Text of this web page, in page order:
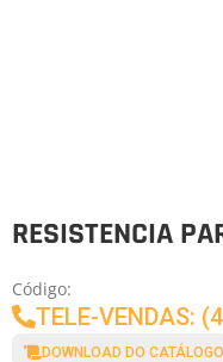
RESISTENCIA
Código:
TELE-VENDAS:
DOWNLOAD DO CATÁLOGO